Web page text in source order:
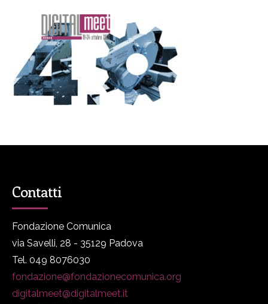
Contatti
Fondazione Comunica
via Savelli, 28 - 35129 Padova
Tel. 049 8076030
fondazione@fondazionecomunica.org
digitalmeet@digitalmeet.it